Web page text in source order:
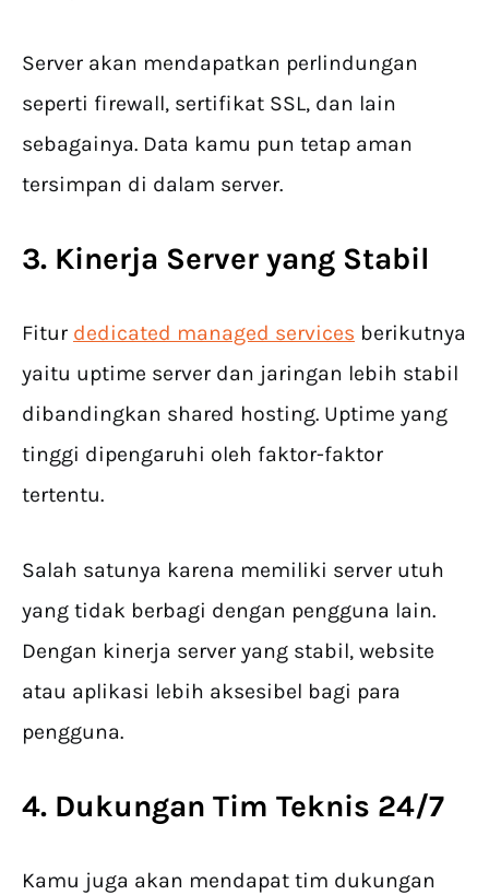
Server akan mendapatkan perlindungan
seperti firewall, sertifikat SSL, dan lain
sebagainya. Data kamu pun tetap aman
tersimpan di dalam server.
3. Kinerja Server yang Stabil
Fitur dedicated managed services ​ berikutnya
yaitu uptime server dan jaringan lebih stabil
dibandingkan shared hosting. Uptime yang
tinggi dipengaruhi oleh faktor-faktor
tertentu.
Salah satunya karena memiliki server utuh
yang tidak berbagi dengan pengguna lain.
Dengan kinerja server yang stabil, website
atau aplikasi lebih aksesibel bagi para
pengguna.
4. Dukungan Tim Teknis 24/7
Kamu juga akan mendapat tim dukungan